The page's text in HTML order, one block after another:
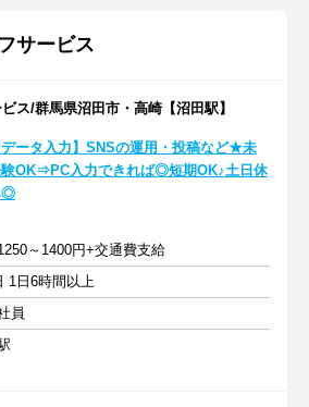
サービス
ス/群馬県沼田市・高崎【沼田駅】
データ入力】SNSの運用・投稿など★未
OK⇒PC入力できれば◎短期OK♪土日休
◎
～1400円+交通費支給
1日6時間以上
員